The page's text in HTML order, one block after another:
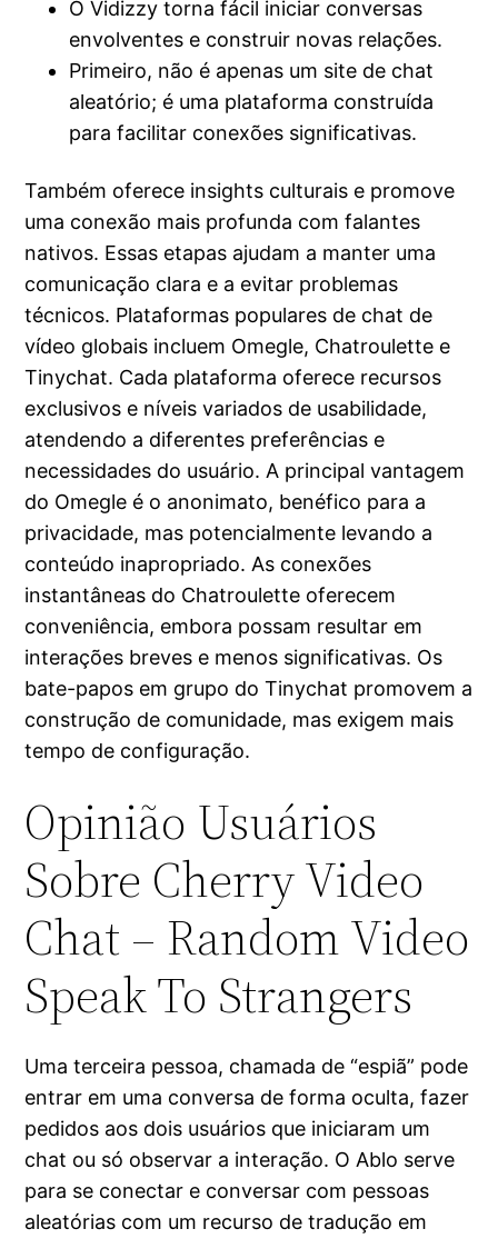
O Vidizzy torna fácil iniciar conversas
envolventes e construir novas relações.
Primeiro, não é apenas um site de chat
aleatório; é uma plataforma construída
para facilitar conexões significativas.
Também oferece insights culturais e promove
uma conexão mais profunda com falantes
nativos. Essas etapas ajudam a manter uma
comunicação clara e a evitar problemas
técnicos. Plataformas populares de chat de
vídeo globais incluem Omegle, Chatroulette e
Tinychat. Cada plataforma oferece recursos
exclusivos e níveis variados de usabilidade,
atendendo a diferentes preferências e
necessidades do usuário. A principal vantagem
do Omegle é o anonimato, benéfico para a
privacidade, mas potencialmente levando a
conteúdo inapropriado. As conexões
instantâneas do Chatroulette oferecem
conveniência, embora possam resultar em
interações breves e menos significativas. Os
bate-papos em grupo do Tinychat promovem a
construção de comunidade, mas exigem mais
tempo de configuração.
Opinião Usuários
Sobre Cherry Video
Chat – Random Video
Speak To Strangers
Uma terceira pessoa, chamada de “espiã” pode
entrar em uma conversa de forma oculta, fazer
pedidos aos dois usuários que iniciaram um
chat ou só observar a interação. O Ablo serve
para se conectar e conversar com pessoas
aleatórias com um recurso de tradução em